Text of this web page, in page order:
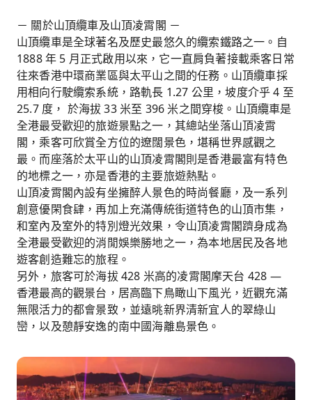
－ 關於山頂纜車及山頂凌霄閣 －
山頂纜車是全球著名及歷史最悠久的纜索鐵路之一。自
1888 年 5 月正式啟用以來，它一直肩負著接載乘客日常
往來香港中環商業區與太平山之間的任務。山頂纜車採
用相向行駛纜索系統，路軌長 1.27 公里，坡度介乎 4 至
25.7 度， 於海拔 33 米至 396 米之間穿梭。山頂纜車是
全港最受歡迎的旅遊景點之一，其總站坐落山頂凌霄
閣，乘客可欣賞全方位的遼闊景色，堪稱世界感觀之
最。而座落於太平山的山頂凌霄閣則是香港最富有特色
的地標之一，亦是香港的主要旅遊熱點。
山頂凌霄閣內設有坐擁醉人景色的時尚餐廳，及一系列
創意優閑食肆，再加上充滿傳統街道特色的山頂市集，
和室內及室外的特別燈光效果，令山頂凌霄閣躋身成為
全港最受歡迎的消閒娛樂勝地之一，為本地居民及各地
遊客創造難忘的旅程。
另外，旅客可於海拔 428 米高的凌霄閣摩天台 428 —
香港最高的觀景台，居高臨下鳥瞰山下風光，近觀充滿
無限活力的都會景致，並遠晀新界清新宜人的翠綠山
巒，以及憩靜安逸的南中國海離島景色。